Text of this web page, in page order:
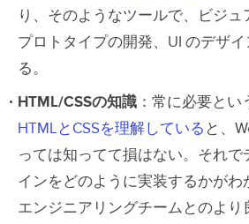
り、そのようなツールで、ビジュ
プロトタイプの開発、UI のデザ
る。
HTML/CSSの知識 ：常に必要とい
HTMLとCSSを理解している と、
っては知ってて損はない。それ
インをどのように実装するかがわ
エンジニアリングチームとのよ